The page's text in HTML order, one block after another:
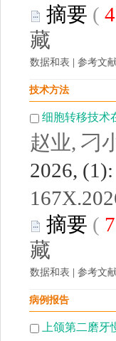
摘要 (
藏
数据和表 参考文
技术方法
细胞转移技术
赵业, 刁
2026,
摘要 (
藏
数据和表 参考文
病例报告
上颌第二磨